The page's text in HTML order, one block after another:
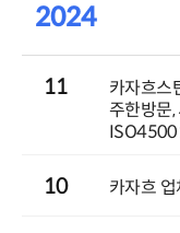
2024
11
카자흐스
주한방문
10 카자흐